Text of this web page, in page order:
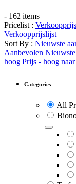
- 162 items
Pricelist :
Verkoopprijslijst
Sort By : Nieuwste
Aanbevolen
hoog Prijs - hoog
Categories
All